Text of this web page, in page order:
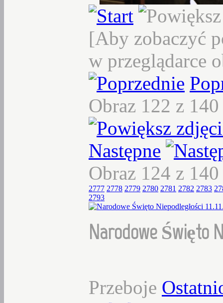
[Aby zobaczyć
w przeglądarce
Obraz 122 z
Następne
Obraz 124 z
2777 2778 2779 2780 2781 2782 2783
2793
Narodowe Święto
Przeboje